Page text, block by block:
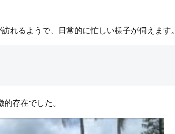
れるようで、日常的に忙しい様子が伺えます。
存在でした。